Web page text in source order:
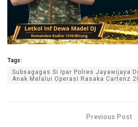
Tags:
Subsagagas Si Ipar Polres Jayawijaya
Anak Melalui Operasi Rasaka Cartenz
Previous Post